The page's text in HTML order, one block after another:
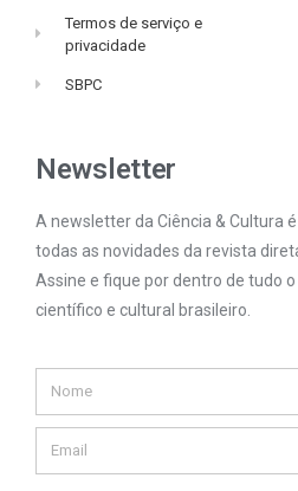
Termos de serviço e
privacidade
SBPC
Newsletter
A newsletter da Ciência & Cultura
todas as novidades da revista
Assine e fique por dentro de tudo
científico e cultural brasileiro.